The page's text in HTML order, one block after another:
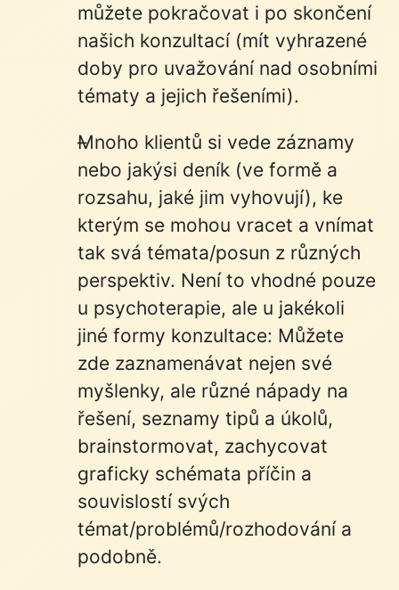
můžete pokračovat i po skončení
našich konzultací (mít vyhrazené
doby pro uvažování nad osobními
tématy a jejich řešeními).
Mnoho klientů si vede záznamy
nebo jakýsi deník (ve formě a
rozsahu, jaké jim vyhovují), ke
kterým se mohou vracet a vnímat
tak svá témata/posun z různých
perspektiv. Není to vhodné pouze
u psychoterapie, ale u jakékoli
jiné formy konzultace: Můžete
zde zaznamenávat nejen své
myšlenky, ale různé nápady na
řešení, seznamy tipů a úkolů,
brainstormovat, zachycovat
graficky schémata příčin a
souvislostí svých
témat/problémů/rozhodování a
podobně.